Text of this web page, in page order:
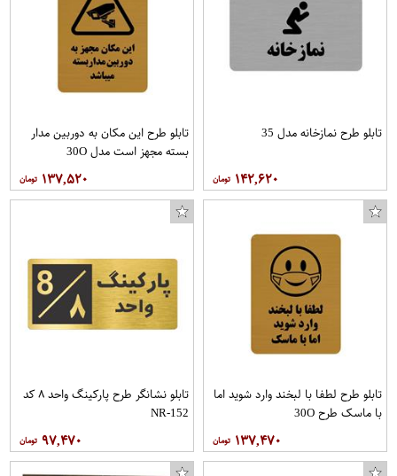
تابلو طرح نمازخانه مدل 35
۱۴۲,۶۲۰
تابلو طرح این مکان به دوربین مدار
بسته مجهز است مدل 30O
۱۳۷,۵۲۰
تابلو طرح لطفا با لبخند وارد شوید اما
با ماسک طرح 30O
۱۳۷,۴۷۰
تابلو نشانگر طرح پارکینگ واحد ۸ کد
NR-152
۹۷,۴۷۰